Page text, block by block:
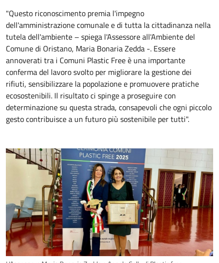
"Questo riconoscimento premia l'impegno
dell'amministrazione comunale e di tutta la cittadinanza nella
tutela dell'ambiente – spiega l'Assessore all'Ambiente del
Comune di Oristano, Maria Bonaria Zedda -. Essere
annoverati tra i Comuni Plastic Free è una importante
conferma del lavoro svolto per migliorare la gestione dei
rifiuti, sensibilizzare la popolazione e promuovere pratiche
ecosostenibili. Il risultato ci spinge a proseguire con
determinazione su questa strada, consapevoli che ogni piccolo
gesto contribuisce a un futuro più sostenibile per tutti".